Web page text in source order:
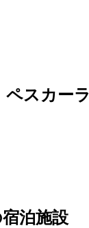
ペスカーラ
泊施設